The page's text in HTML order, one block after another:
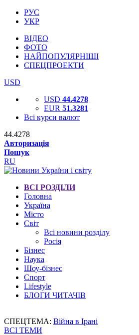
РУС
УКР
ВІДЕО
ФОТО
НАЙПОПУЛЯРНІШІ
СПЕЦПРОЕКТИ
USD
USD 44.4278
EUR 51.3281
Всі курси валют
44.4278
Авторизація
Пошук
RU
ВСІ РОЗДІЛИ
Головна
Україна
Місто
Світ
Всі новини розділу
Росія
Бізнес
Наука
Шоу-бізнес
Спорт
Lifestyle
БЛОГИ ЧИТАЧІВ
СПЕЦТЕМА: Війна в Ірані
ВСІ ТЕМИ